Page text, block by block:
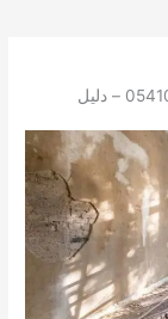
افضل شركة ترميم منازل وفلل بالقطيف 0541008053 – دليل